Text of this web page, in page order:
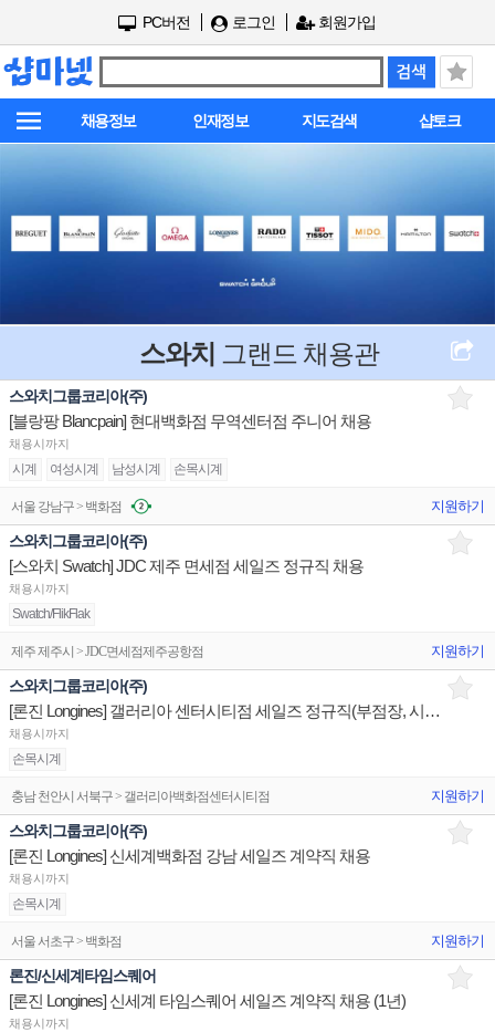
PC버전 로그인 회원가입
채용정보 인재정보 지도검색 샵토크
스와치 그랜드 채용관
스와치그룹코리아(주)
[블랑팡 Blancpain] 현대백화점 무역센터점 주니어 채용
채용시까지
시계 여성시계 남성시계 손목시계
서울 강남구 > 백화점 지원하기
스와치그룹코리아(주)
[스와치 Swatch] JDC 제주 면세점 세일즈 정규직 채용
채용시까지
Swatch/FlikFlak
제주 제주시 > JDC면세점제주공항점 지원하기
스와치그룹코리아(주)
[론진 Longines] 갤러리아 센터시티점 세일즈 정규직(부점장, 시니어) 채용
채용시까지
손목시계
충남 천안시 서북구 > 갤러리아백화점센터시티점 지원하기
스와치그룹코리아(주)
[론진 Longines] 신세계백화점 강남 세일즈 계약직 채용
채용시까지
손목시계
서울 서초구 > 백화점 지원하기
론진/신세계타임스퀘어
[론진 Longines] 신세계 타임스퀘어 세일즈 계약직 채용 (1년)
채용시까지